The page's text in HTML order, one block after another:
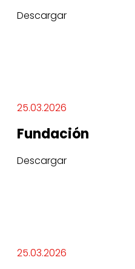
Descargar
25.03.2026
Fundación
Descargar
25.03.2026